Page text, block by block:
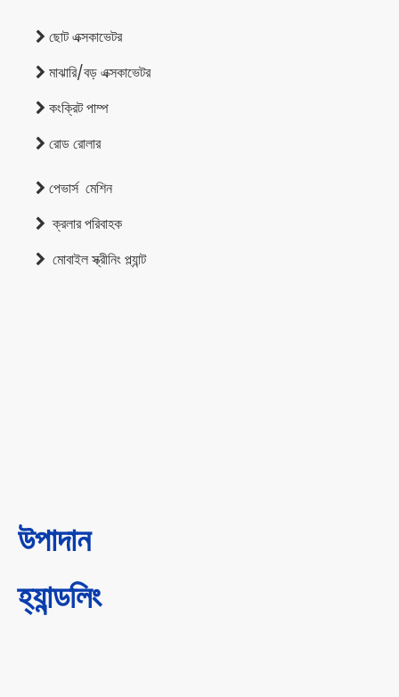
 ছোট এক্সকাভেটর
 মাঝারি/বড় এক্সকাভেটর
 কংক্রিট পাম্প
 রোড রোলার
 পেভার্স মেশিন
 ক্রলার পরিবাহক
 মোবাইল স্ক্রীনিং প্ল্যান্ট
উপাদান
হ্যান্ডলিং